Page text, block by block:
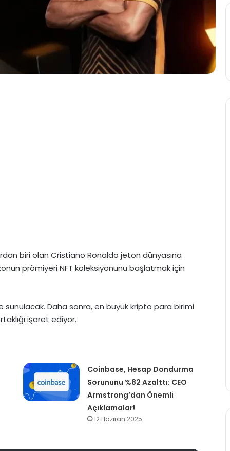
biri olan Cristiano Ronaldo jeton dünyasına
prömiyeri NFT koleksiyonunu başlatmak için
sunulacak. Daha sonra, en büyük kripto para birimi
işaret ediyor.
Coinbase, Hesap Dondurma
Sorununu %82 Azalttı: CEO
Armstrong’dan Önemli
Açıklamalar!
12 Haziran 2025